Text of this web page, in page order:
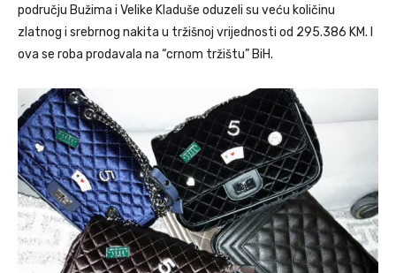
području Bužima i Velike Kladuše oduzeli su veću količinu
zlatnog i srebrnog nakita u tržišnoj vrijednosti od 295.386 KM. I
ova se roba prodavala na “crnom tržištu” BiH.